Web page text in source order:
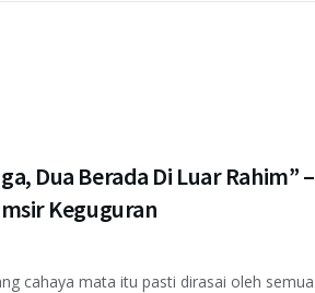
Dua Berada Di Luar Rahim” –
Keguguran
cahaya mata itu pasti dirasai oleh semua